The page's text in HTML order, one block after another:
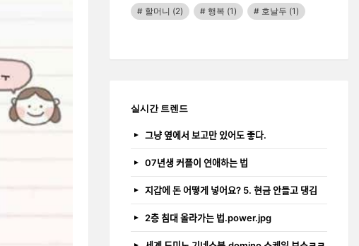
할머니 (2) 행복 (1) 호날두 (1)
실시간 트렌드
그냥 옆에서 보고만 있어도 좋다.
07년생 커플이 연애하는 법
지갑에 돈 어떻게 넣어요? 5. 현금 안들고 댕김
2층 침대 올라가는 법.power.jpg